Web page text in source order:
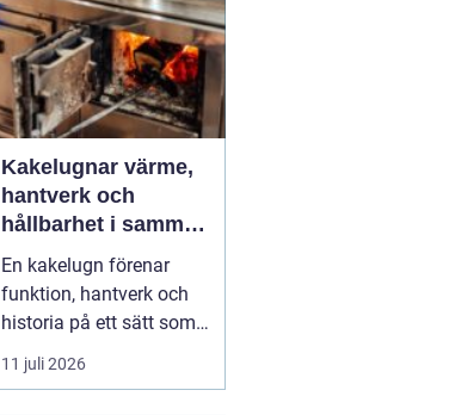
Kakelugnar värme,
hantverk och
hållbarhet i samma
eldstad
En kakelugn förenar
funktion, hantverk och
historia på ett sätt som
få andra
inredningsdetaljer gör.
11 juli 2026